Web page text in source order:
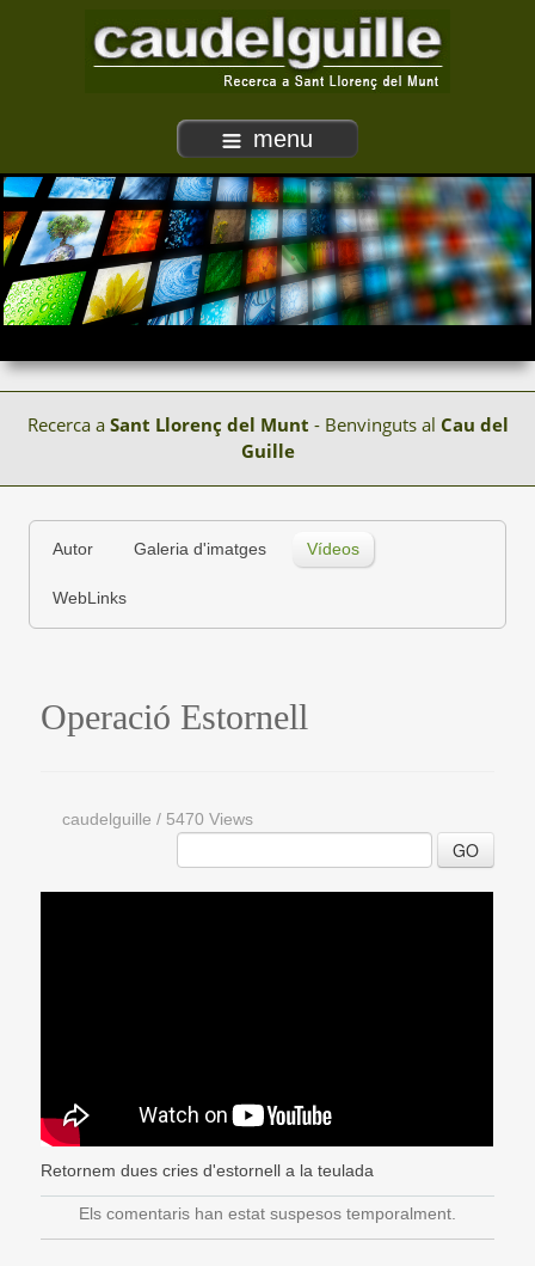
menu
Recerca a Sant Llorenç del Munt - Benvinguts al Cau del
Guille
Autor Galeria d'imatges Vídeos
WebLinks
Operació Estornell
caudelguille / 5470 Views
GO
Retornem dues cries d'estornell a la teulada
Els comentaris han estat suspesos temporalment.